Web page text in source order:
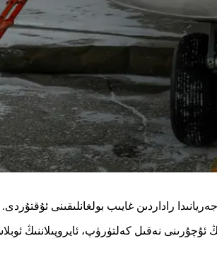
ئۇچۇرىنى نەقىل كەلتۈرۈپ، ئايروپىلاننىڭ